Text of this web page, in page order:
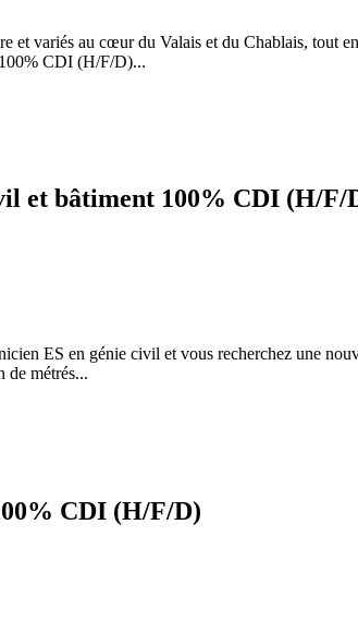
et variés au cœur du Valais et du Chablais, tout
CDI (H/F/D)...
et bâtiment 100% CDI (H/F/
ES en génie civil et vous recherchez une
de métrés...
CDI (H/F/D)